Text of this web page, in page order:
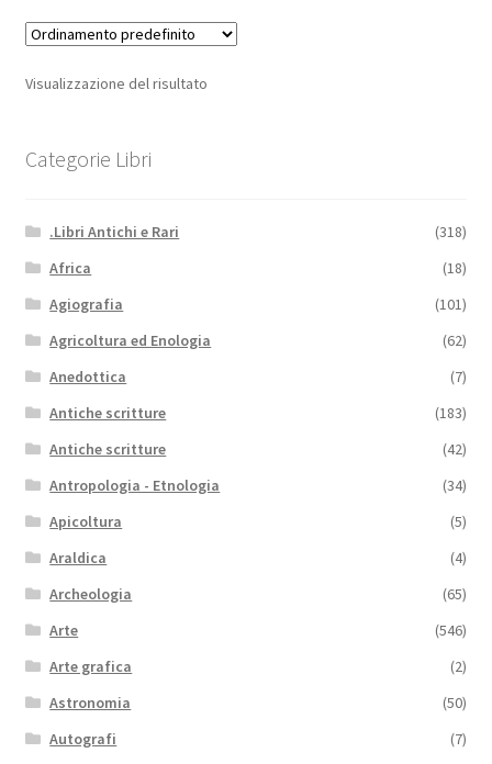
Visualizzazione del risultato
Categorie Libri
.Libri Antichi e Rari
(318)
Africa
(18)
Agiografia
(101)
Agricoltura ed Enologia
(62)
Anedottica
(7)
Antiche scritture
(183)
Antiche scritture
(42)
Antropologia - Etnologia
(34)
Apicoltura
(5)
Araldica
(4)
Archeologia
(65)
Arte
(546)
Arte grafica
(2)
Astronomia
(50)
Autografi
(7)